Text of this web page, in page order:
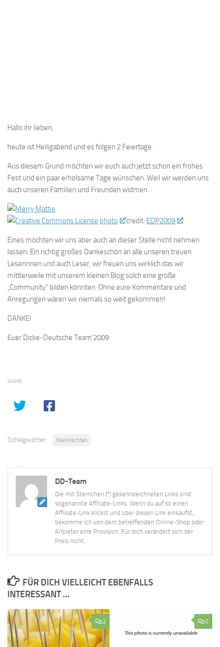
Hallo ihr lieben,
heute ist Heiligabend und es folgen 2 Feiertage.
Aus diesem Grund möchten wir euch auch jetzt schon ein frohes
Fest und ein paar erholsame Tage wünschen. Weil wir werden uns
auch unseren Familien und Freunden widmen.
photo credit: EDP2009
Eines möchten wir uns aber auch an dieser Stelle nicht nehmen
lassen: Ein richtig großes Dankeschön an alle unseren treuen
Leserinnen und auch Leser, wir freuen uns wirklich das wir
mittlerweile mit unserem kleinen Blog solch eine große
„Community“ bilden könnten. Ohne eure Kommentare und
Anregungen wären wir niemals so weit gekommen!
DANKE!
Euer Dicke-Deutsche Team’2009
SHARE
Schlagwörter: Weihnachten
DD-Team
Die mit Sternchen (*) gekennzeichneten Links sind
sogenannte Affiliate-Links. Wenn du auf so einen
Affiliate-Link klickst und über diesen Link einkaufst,
bekomme ich von dem betreffenden Online-Shop oder
Anbieter eine Provision. Für dich verändert sich der
Preis nicht.
FÜR DICH VIELLEICHT EBENFALLS
INTERESSANT …
2 0